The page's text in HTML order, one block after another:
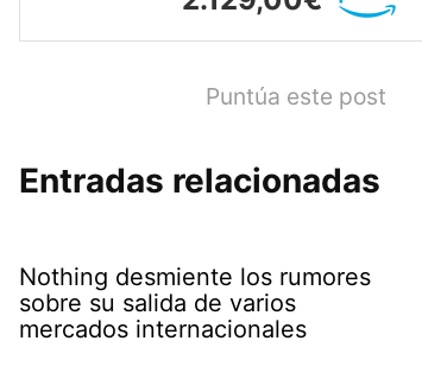
Puntúa este post
Entradas relacionadas
Nothing desmiente los rumores
sobre su salida de varios
mercados internacionales